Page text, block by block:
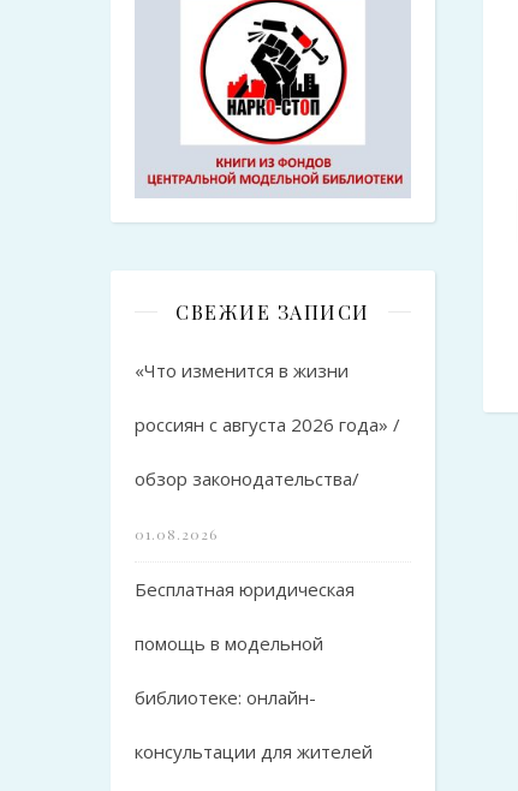
СВЕЖИЕ ЗАПИСИ
«Что изменится в жизни
россиян с августа 2026 года» /
обзор законодательства/
01.08.2026
Бесплатная юридическая
помощь в модельной
библиотеке: онлайн-
консультации для жителей